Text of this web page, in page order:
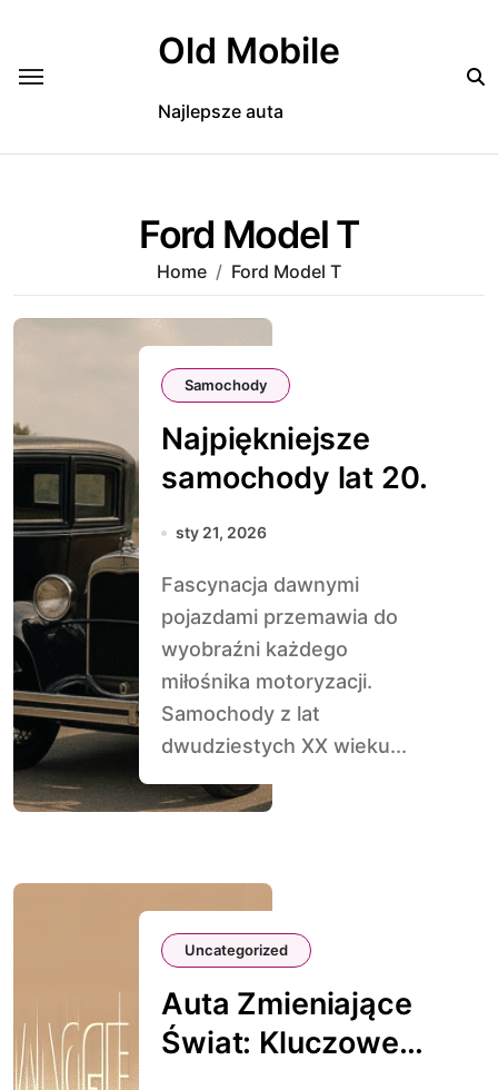
Old Mobile
Najlepsze auta
Ford Model T
Home Ford Model T
Samochody
Najpiękniejsze
samochody lat 20.
sty 21, 2026
Fascynacja dawnymi
pojazdami przemawia do
wyobraźni każdego
miłośnika motoryzacji.
Samochody z lat
dwudziestych XX wieku...
Uncategorized
Auta Zmieniające
Świat: Kluczowe
Modelki XX Wieku